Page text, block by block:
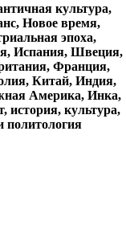
культура,
Новое время,
эпоха,
Испания, Швеция,
Франция,
Китай, Индия,
Америка, Инка,
история, культура,
политология